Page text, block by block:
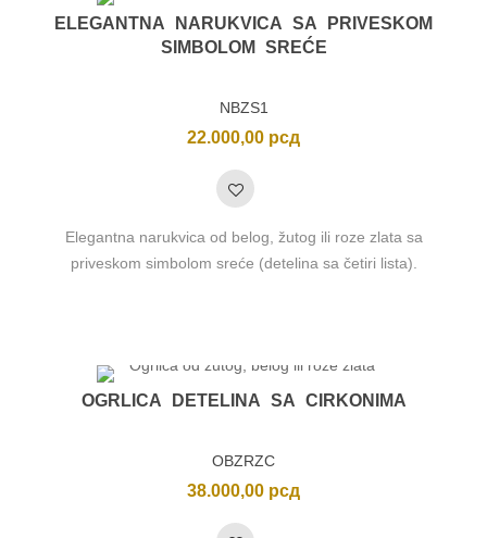
ELEGANTNA NARUKVICA SA PRIVESKOM
SIMBOLOM SREĆE
NBZS1
22.000,00 рсд
Elegantna narukvica od belog, žutog ili roze zlata sa
priveskom simbolom sreće (detelina sa četiri lista).
OGRLICA DETELINA SA CIRKONIMA
OBZRZC
38.000,00 рсд